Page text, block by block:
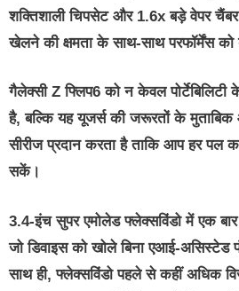
शक्तिशाली चिपसेट और 1.6x बड़े वेपर
खेलने की क्षमता के साथ-साथ परफॉर्मेंस को
गैलेक्सी Z फ्लिप6 को न केवल पोर्टेबिलिटी
है, बल्कि यह यूजर्स की जरूरतों के मुताबिक
सीरीज प्रदान करता है ताकि आप हर पल
सकें।
3.4-इंच सुपर एमोलेड फ्लेक्सविंडो में एक
जो डिवाइस को खोले बिना एआई-
साथ ही, फ्लेक्सविंडो पहले से कहीं अधिक